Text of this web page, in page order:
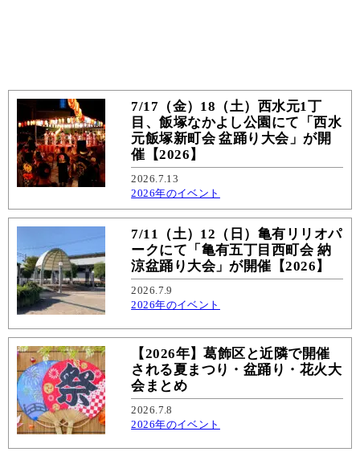
7/17（金）18（土）西水元1丁
目、飯塚なかよし公園にて「西水
元飯塚新町会 盆踊り大会」が開
催【2026】
2026.7.13
2026年のイベント
7/11（土）12（日）亀有リリオパ
ークにて「亀有五丁目西町会 納
涼盆踊り大会」が開催【2026】
2026.7.9
2026年のイベント
【2026年】葛飾区と近隣で開催
される夏まつり・盆踊り・花火大
会まとめ
2026.7.8
2026年のイベント